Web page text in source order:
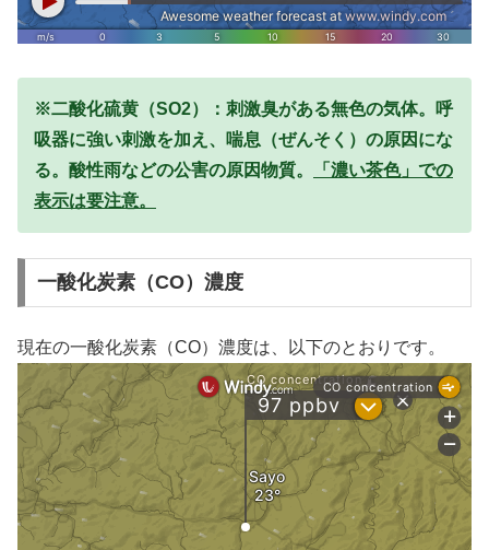
※二酸化硫黄（SO2）：刺激臭がある無色の気体。呼
吸器に強い刺激を加え、喘息（ぜんそく）の原因にな
る。酸性雨などの公害の原因物質。
「濃い茶色」での
表示は要注意。
一酸化炭素（CO）濃度
現在の一酸化炭素（CO）濃度は、以下のとおりです。